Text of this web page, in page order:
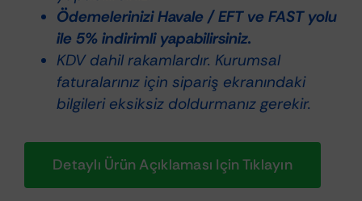
Ödemelerinizi Havale / EFT ve FAST yolu
ile 5% indirimli yapabilirsiniz.
KDV dahil rakamlardır. Kurumsal
faturalarınız için sipariş ekranındaki
bilgileri eksiksiz doldurmanız gerekir.
Detaylı Ürün Açıklaması Için Tıklayın